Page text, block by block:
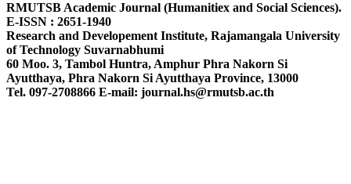
RMUTSB Academic Journal (Humanitiex and Social Sciences).
E-ISSN : 2651-1940
Research and Developement Institute, Rajamangala University
of Technology Suvarnabhumi
60 Moo. 3, Tambol Huntra, Amphur Phra Nakorn Si
Ayutthaya, Phra Nakorn Si Ayutthaya Province, 13000
Tel. 097-2708866 E-mail: journal.hs@rmutsb.ac.th